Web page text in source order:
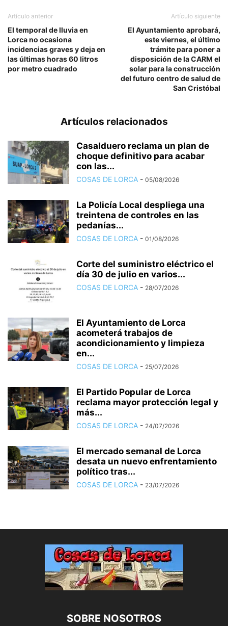
Artículo anterior
El temporal de lluvia en
Lorca no ocasiona
incidencias graves y deja en
las últimas horas 60 litros
por metro cuadrado
Artículo siguiente
El Ayuntamiento aprobará,
este viernes, el último
trámite para poner a
disposición de la CARM el
solar para la construcción
del futuro centro de salud de
San Cristóbal
Artículos relacionados
Casalduero reclama un plan de
choque definitivo para acabar
con las...
COSAS DE LORCA - 05/08/2026
La Policía Local despliega una
treintena de controles en las
pedanías...
COSAS DE LORCA - 01/08/2026
Corte del suministro eléctrico el
día 30 de julio en varios...
COSAS DE LORCA - 28/07/2026
El Ayuntamiento de Lorca
acometerá trabajos de
acondicionamiento y limpieza
en...
COSAS DE LORCA - 25/07/2026
El Partido Popular de Lorca
reclama mayor protección legal y
más...
COSAS DE LORCA - 24/07/2026
El mercado semanal de Lorca
desata un nuevo enfrentamiento
político tras...
COSAS DE LORCA - 23/07/2026
SOBRE NOSOTROS